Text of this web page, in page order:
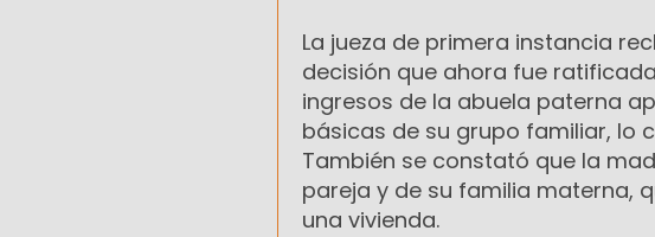
La jueza de primera instancia
decisión que ahora fue
ingresos de la abuela paterna
básicas de su grupo familiar, lo
También se constató que la
pareja y de su familia materna,
una vivienda.